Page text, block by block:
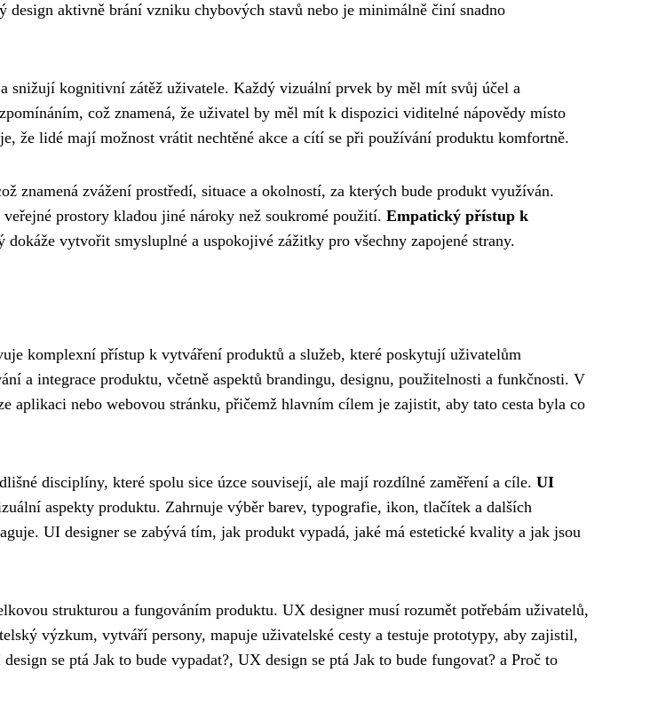
aktivně brání vzniku chybových stavů nebo je minimálně činí snadno
a snižují kognitivní zátěž uživatele. Každý vizuální prvek by měl mít svůj účel a
což znamená, že uživatel by měl mít k dispozici viditelné nápovědy místo
že lidé mají možnost vrátit nechtěné akce a cítí se při používání produktu komfortně.
znamená zvážení prostředí, situace a okolností, za kterých bude produkt využíván.
prostory kladou jiné nároky než soukromé použití. Empatický přístup k
dokáže vytvořit smysluplné a uspokojivé zážitky pro všechny zapojené strany.
komplexní přístup k vytváření produktů a služeb, které poskytují uživatelům
a integrace produktu, včetně aspektů brandingu, designu, použitelnosti a funkčnosti. V
aplikaci nebo webovou stránku, přičemž hlavním cílem je zajistit, aby tato cesta byla co
disciplíny, které spolu sice úzce souvisejí, ale mají rozdílné zaměření a cíle. UI
aspekty produktu. Zahrnuje výběr barev, typografie, ikon, tlačítek a dalších
UI designer se zabývá tím, jak produkt vypadá, jaké má estetické kvality a jak jsou
strukturou a fungováním produktu. UX designer musí rozumět potřebám uživatelů,
výzkum, vytváří persony, mapuje uživatelské cesty a testuje prototypy, aby zajistil,
se ptá Jak to bude vypadat?, UX design se ptá Jak to bude fungovat? a Proč to